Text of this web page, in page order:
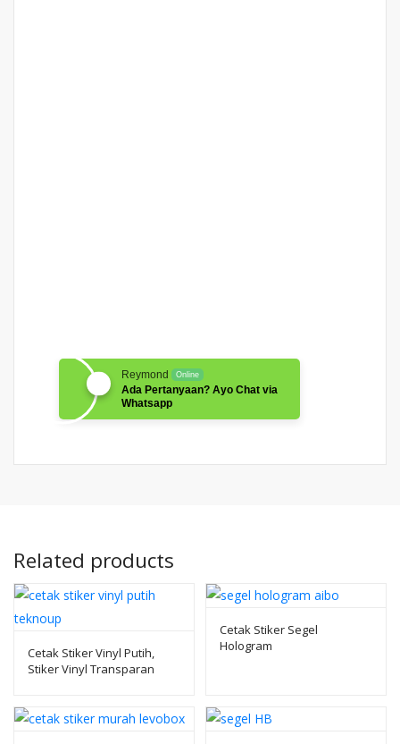
Reymond Online
Ada Pertanyaan? Ayo Chat via
Whatsapp
Related products
Cetak Stiker Vinyl Putih,
Stiker Vinyl Transparan
Cetak Stiker Segel
Hologram